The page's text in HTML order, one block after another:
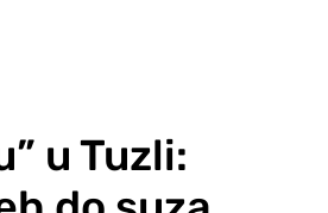
u Tuzli: